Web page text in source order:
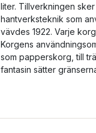
liter. Tillverkningen
hantverksteknik som
vävdes 1922. Varje
Korgens
som papperskorg, till
fantasin sätter